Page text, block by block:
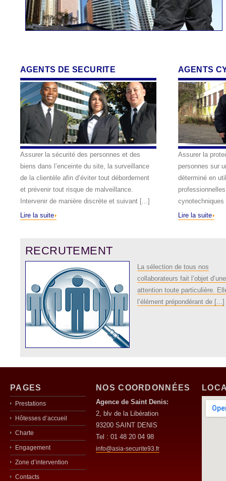
AGENTS DE SECURITE
Assurer la sécurité des personnes et des
biens dans l’enceinte du site, la surveillance
de la clientèle afin d’éviter tout débordement
et prévenir tout risque de malveillance.
Intervenir de manière discrète et suivant [...]
Lire la suite
AGENTS
Assurer la
personnes sur
déterminé en
Lire la suite
RECRUTEMENT
La sélection de tous nos
collaborateurs fait l’objet d’une
attention toute particulière.
l’élément prépondérant de [...]
PAGES
Prestations
Hôtesses d’accueil
Charte
Engagement
Zone d’intervention
Contacts
NOS COORDONNÉES
Agence de Saint Denis:
2, blv de la Libération
93200 SAINT DENIS
Tel : 01 48 20 04 98
info@asia-securite93.fr